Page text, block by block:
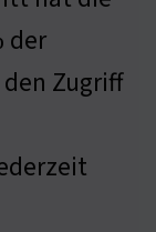
der
Zugriff